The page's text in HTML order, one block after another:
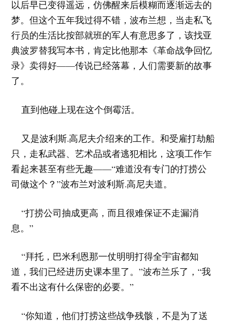
以后早已变得遥远，仿佛醒来后模糊而逐渐远去的
梦。但这个五年我过得不错，波布兰想，当走私飞
行员的生活比按部就班的军人有意思多了，该找亚
典波罗替我写本书，肯定比他那本《革命战争回忆
录》卖得好——传说已经落幕，人们需要新的故事
了。
直到他碰上现在这个倒霉活。
又是波利斯.高尼夫介绍来的工作。和受雇打劫船
只，走私武器、艺术品或者逃犯相比，这项工作乍
看起来甚至有些无趣——“难道没有专门的打捞公
司做这个？”波布兰对波利斯.高尼夫道。
“打捞公司抽成更高，而且很难保证不走漏消
息。”
“拜托，巴米利恩那一仗明明打得全宇宙都知
道，我们已经进历史课本里了。”波布兰乐了，“我
看不出这有什么保密的必要。”
“你知道，他们打捞这些战争残骸，不是为了送